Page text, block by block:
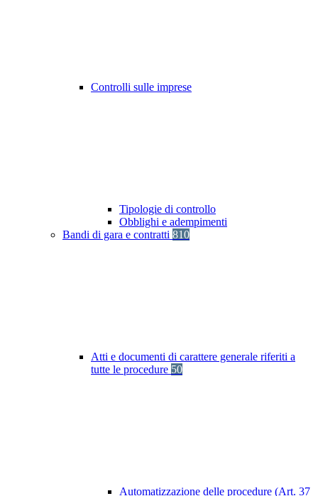
Controlli sulle imprese
Tipologie di controllo
Obblighi e adempimenti
Bandi di gara e contratti 810
Atti e documenti di carattere generale riferiti a
tutte le procedure 50
Automatizzazione delle procedure (Art. 37